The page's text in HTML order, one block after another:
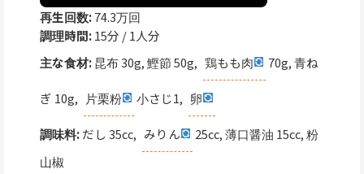
再生回数:74.3万回
調理時間:15分 / 1人分
主な食材:昆布 30g, 鰹節 50g, 鶏もも肉 70g, 青ね
ぎ 10g, 片栗粉 小さじ1, 卵
調味料:だし 35cc, みりん
25cc, 薄口醤油 15cc, 粉
山椒